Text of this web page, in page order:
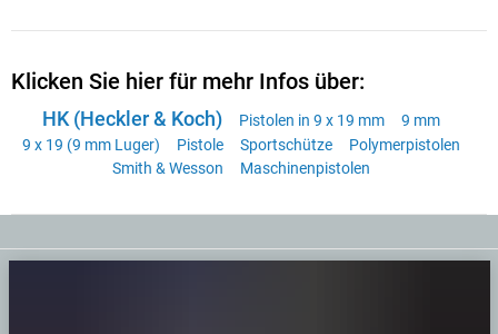
Klicken Sie hier für mehr Infos über:
HK (Heckler & Koch) Pistolen in 9 x 19 mm
9 mm
9 x 19 (9 mm Luger)
Pistole Sportschütze
Polymerpistolen
Smith & Wesson
Maschinenpistolen